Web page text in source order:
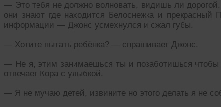
— Это тебя не должно волновать, видишь ли
они знают где находится Белоснежка и прекрасный
информации — Джонс усмехнулся и сжал губы.
— Хотите пытать ребёнка? — спрашивает Джонс.
— Не я, этим занимаешься ты и позаботишься
отвечает Кора с улыбкой.
— Я не мучаю детей, извините но этого делать я не